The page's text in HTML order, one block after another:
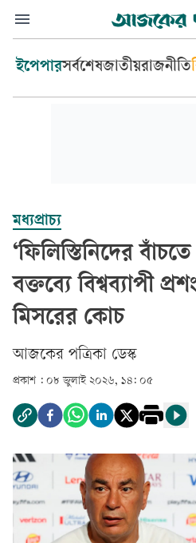
ইপেপারসর্বশেষজাতীয়রাজনীতি
মধ্যপ্রাচ্য
‘ফিলিস্তিনিদের
বক্তব্যে বিশ্বব্যাপী
মিসরের কোচ
আজকের পত্রিকা ডেস্ক­
প্রকাশ : ০৮ জুলাই ২০২৬, ১৪: ০৫